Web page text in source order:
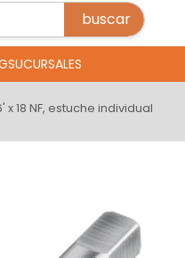
SUCURSALES
18 NF, estuche individual